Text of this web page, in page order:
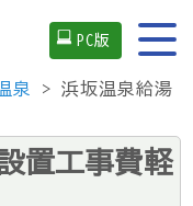
PC版
泉
> 浜坂温泉給湯
置工事費軽